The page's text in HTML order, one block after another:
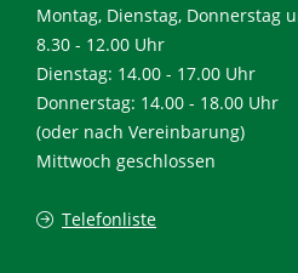
Montag, Dienstag, Donnerstag
8.30 - 12.00 Uhr
Dienstag: 14.00 - 17.00 Uhr
Donnerstag: 14.00 - 18.00 Uhr
(oder nach Vereinbarung)
Mittwoch geschlossen
Telefonliste